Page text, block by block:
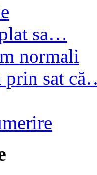
sa…
normali
prin sat